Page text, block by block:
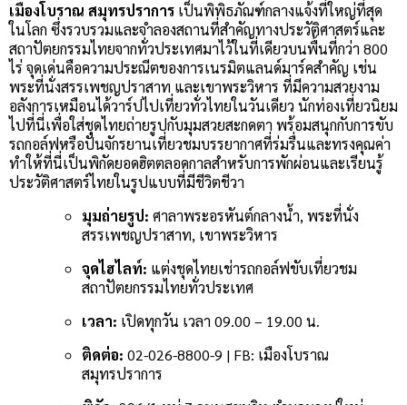
เมืองโบราณ สมุทรปราการ เป็นพิพิธภัณฑ์กลางแจ้งที่ใหญ่ที่สุด
ในโลก ซึ่งรวบรวมและจำลองสถานที่สำคัญทางประวัติศาสตร์และ
สถาปัตยกรรมไทยจากทั่วประเทศมาไว้ในที่เดียวบนพื้นที่กว่า 800
ไร่ จุดเด่นคือความประณีตของการเนรมิตแลนด์มาร์คสำคัญ เช่น
พระที่นั่งสรรเพชญปราสาท และเขาพระวิหาร ที่มีความสวยงาม
อลังการเหมือนได้วาร์ปไปเที่ยวทั่วไทยในวันเดียว นักท่องเที่ยวนิยม
ไปที่นี่เพื่อใส่ชุดไทยถ่ายรูปกับมุมสวยสะกดตา พร้อมสนุกกับการขับ
รถกอล์ฟหรือปั่นจักรยานเที่ยวชมบรรยากาศที่ร่มรื่นและทรงคุณค่า
ทำให้ที่นี่เป็นพิกัดยอดฮิตตลอดกาลสำหรับการพักผ่อนและเรียนรู้
ประวัติศาสตร์ไทยในรูปแบบที่มีชีวิตชีวา
มุมถ่ายรูป: ศาลาพระอรหันต์กลางน้ำ, พระที่นั่ง
สรรเพชญปราสาท, เขาพระวิหาร
จุดไฮไลท์: แต่งชุดไทยเช่ารถกอล์ฟขับเที่ยวชม
สถาปัตยกรรมไทยทั่วประเทศ
เวลา: เปิดทุกวัน เวลา 09.00 – 19.00 น.
ติดต่อ: 02-026-8800-9 | FB: เมืองโบราณ
สมุทรปราการ